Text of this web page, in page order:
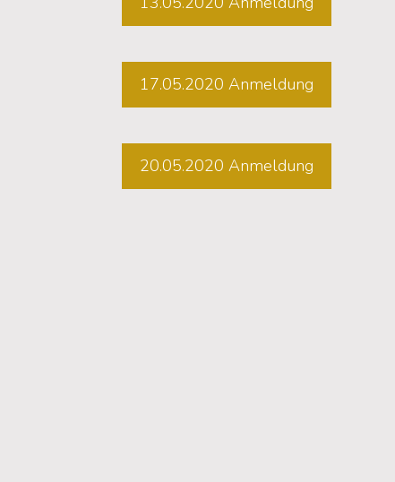
17.05.2020 Anmeldung
20.05.2020 Anmeldung